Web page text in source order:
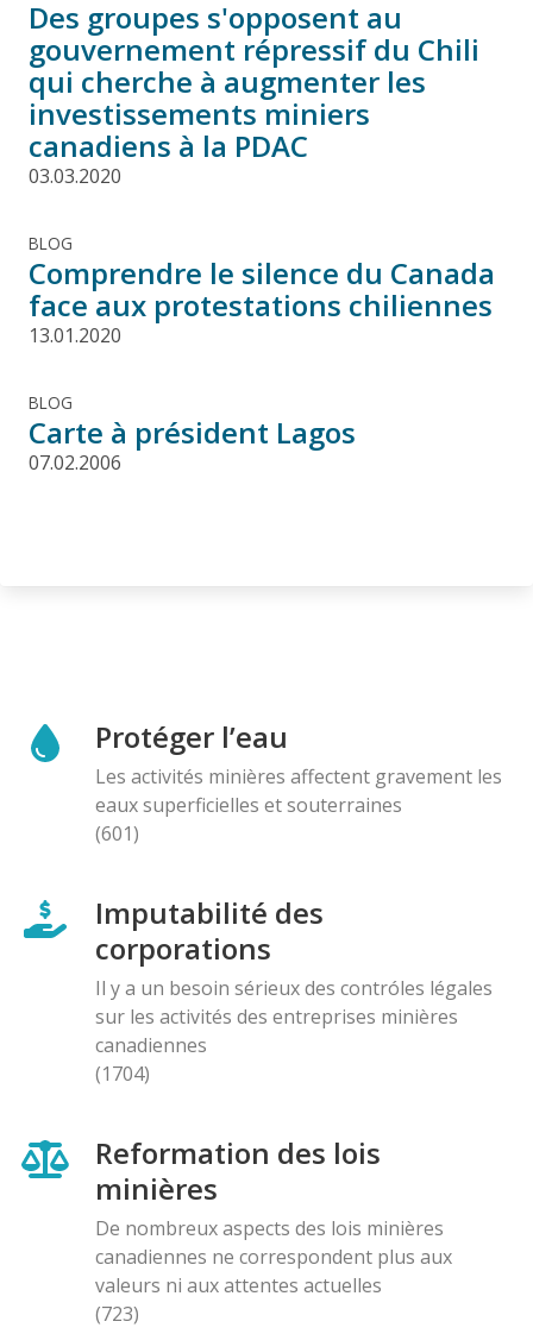
Des groupes s'opposent au
gouvernement répressif du Chili
qui cherche à augmenter les
investissements miniers
canadiens à la PDAC
03.03.2020
BLOG
Comprendre le silence du Canada
face aux protestations chiliennes
13.01.2020
BLOG
Carte à président Lagos
07.02.2006
Protéger l’eau
Les activités minières affectent gravement les
eaux superficielles et souterraines
(601)
Imputabilité des
corporations
Il y a un besoin sérieux des contróles légales
sur les activités des entreprises minières
canadiennes
(1704)
Reformation des lois
minières
De nombreux aspects des lois minières
canadiennes ne correspondent plus aux
valeurs ni aux attentes actuelles
(723)